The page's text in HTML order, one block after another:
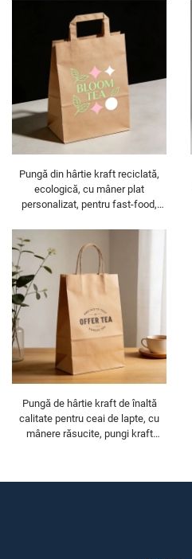
Pungă din hârtie kraft reciclată,
ecologică, cu mâner plat
personalizat, pentru fast-food,
reciclată
Pungă de hârtie kraft de înaltă
calitate pentru ceai de lapte, cu
mânere răsucite, pungi kraft